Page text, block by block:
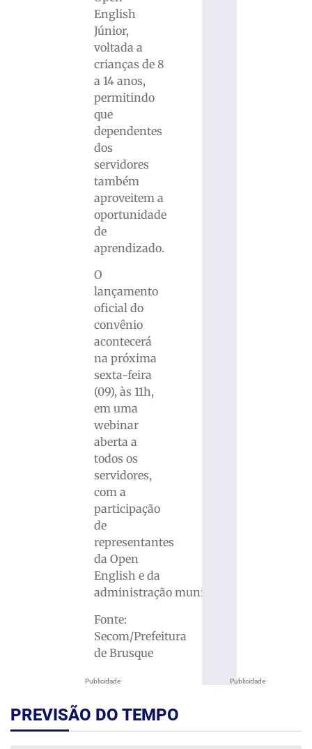
Publicidade
English
Júnior,
voltada a
crianças de 8
a 14 anos,
permitindo
que
dependentes
dos
servidores
também
aproveitem a
oportunidade
de
aprendizado.
O
lançamento
oficial do
convênio
acontecerá
na próxima
sexta-feira
(09), às 11h,
em uma
webinar
aberta a
todos os
servidores,
com a
participação
de
representantes
da Open
English e da
administração municipal.
Fonte:
Secom/Prefeitura
de Brusque
Publicidade
PREVISÃO DO TEMPO